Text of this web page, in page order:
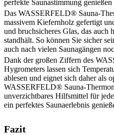
perfekte Saunastimmung
Das WASSERFELD® Sauna-
massivem Kiefernholz gefertigt
und bruchsicheres Glas, das auch
standhält. So können Sie sicher
auch nach vielen Saunagängen
Dank der großen Ziffern des
Hygrometers lassen sich
ablesen und eignet sich daher als
WASSERFELD® Sauna-
unverzichtbares Hilfsmittel für
ein perfektes Saunaerlebnis
Fazit